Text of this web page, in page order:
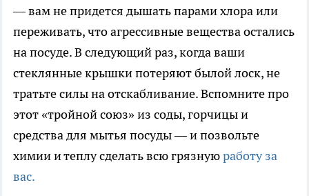
— вам не придется дышать парами хлора или
переживать, что агрессивные вещества остались
на посуде. В следующий раз, когда ваши
стеклянные крышки потеряют былой лоск, не
тратьте силы на отскабливание. Вспомните про
этот «тройной союз» из соды, горчицы и
средства для мытья посуды — и позвольте
химии и теплу сделать всю грязнуюработу за
вас.